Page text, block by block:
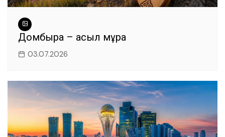
Домбыра – асыл мұра
03.07.2026